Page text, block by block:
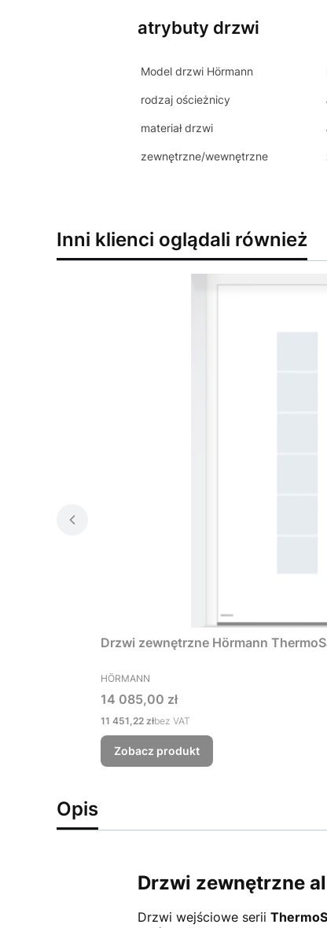
atrybuty drzwi
Model drzwi Hörmann
rodzaj ościeżnicy
materiał drzwi
zewnętrzne/wewnętrzne
Inni klienci oglądali również
Drzwi zewnętrzne Hörmann
PRODUCENT
HÖRMANN
Cena
14 085,00 zł
Cena
11 451,22 złbez VAT
Zobacz produkt
Opis
Drzwi zewnętrzne
Drzwi wejściowe serii